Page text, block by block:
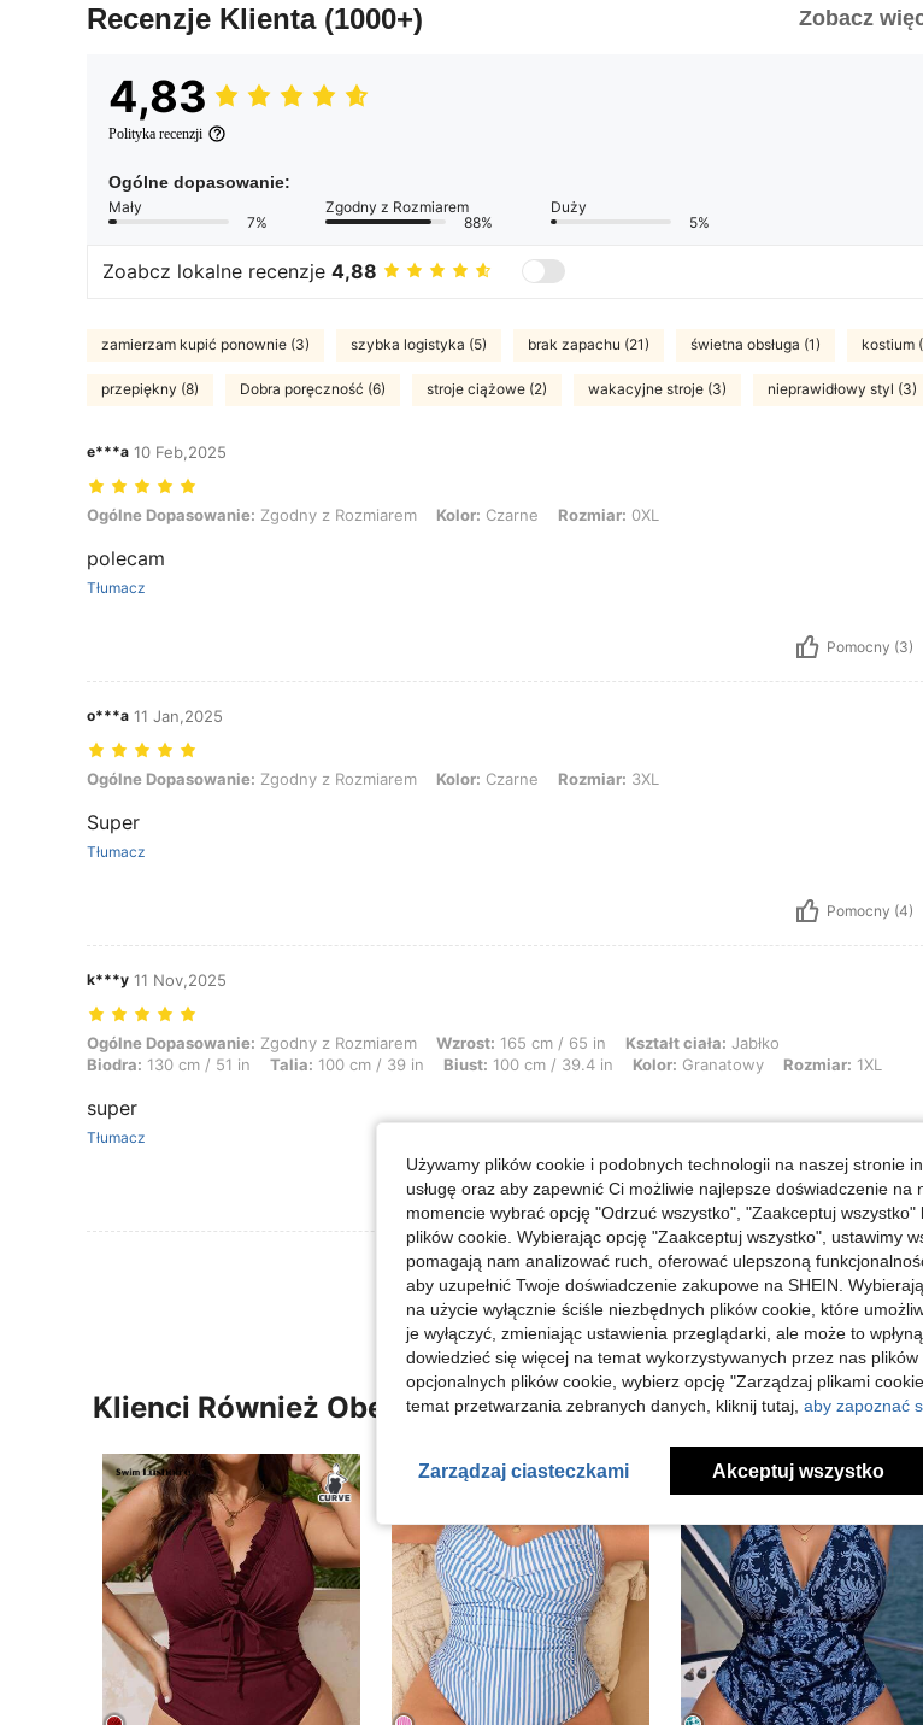
Recenzje Klienta (1000+) Zobacz
4,83
Polityka recenzji
Ogólne dopasowanie:
Mały
7%
Zgodny z Rozmiarem
88%
Duży
5%
Zoabcz lokalne recenzje 4,88
zamierzam kupić ponownie (3) szybka logistyka (5) brak zapachu (21) świetna obsługa (1) kostium
przepiękny (8) Dobra poręczność (6) stroje ciążowe (2) wakacyjne stroje (3) nieprawidłowy styl (3)
e***a 10 Feb,2025
Ogólne Dopasowanie: Zgodny z Rozmiarem, Kolor: Czarne, Rozmiar: 0XL
Ogólne Dopasowanie: Zgodny z Rozmiarem Kolor: Czarne Rozmiar: 0XL
polecam
Tłumacz
Pomocny (3)
o***a 11 Jan,2025
Ogólne Dopasowanie: Zgodny z Rozmiarem, Kolor: Czarne, Rozmiar: 3XL
Ogólne Dopasowanie: Zgodny z Rozmiarem Kolor: Czarne Rozmiar: 3XL
Super
Tłumacz
Pomocny (4)
k***y 11 Nov,2025
Ogólne Dopasowanie: Zgodny z Rozmiarem, Wzrost: 165 cm / 65 in, Kształt ciała: Jabłko, Biodra: 130 cm / 51 in, Talia: 100
Ogólne Dopasowanie: Zgodny z Rozmiarem Wzrost: 165 cm / 65 in Kształt ciała: Jabłko
Biodra: 130 cm / 51 in Talia: 100 cm / 39 in Biust: 100 cm / 39.4 in Kolor: Granatowy Rozmiar: 1XL
super
Tłumacz
Pomocny (1)
Zobacz Więcej Opinii
Klienci Również Obejrzeli
Używamy plików cookie i podobnych technologii na naszej stronie
usługę oraz aby zapewnić Ci możliwie najlepsze doświadczenie
momencie wybrać opcję "Odrzuć wszystko", "Zaakceptuj
plików cookie. Wybierając opcję "Zaakceptuj wszystko", ustawimy
pomagają nam analizować ruch, oferować ulepszoną
aby uzupełnić Twoje doświadczenie zakupowe na SHEIN.
na użycie wyłącznie ściśle niezbędnych plików cookie, które
je wyłączyć, zmieniając ustawienia przeglądarki, ale może to
dowiedzieć się więcej na temat wykorzystywanych przez nas
opcjonalnych plików cookie, wybierz opcję "Zarządzaj plikami
temat przetwarzania zebranych danych, kliknij tutaj, aby zapoznać
Zarządzaj ciasteczkami Akceptuj wszystko